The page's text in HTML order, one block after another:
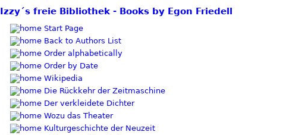
Izzy´s freie Bibliothek - Books by Egon Friedell
Start Page
Back to Authors List
Order alphabetically
Order by Date
Wikipedia
Die Rückkehr der Zeitmaschine
Der verkleidete Dichter
Wozu das Theater
Kulturgeschichte der Neuzeit